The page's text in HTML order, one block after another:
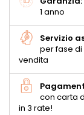
1 anno
Servizio
per fase
vendita
con carta
in 3 rate!